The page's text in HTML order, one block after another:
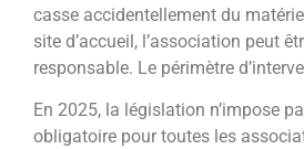
casse accidentellement du
site d’accueil, l’association peut
responsable. Le périmètre
En 2025, la législation n’impose
obligatoire pour toutes les